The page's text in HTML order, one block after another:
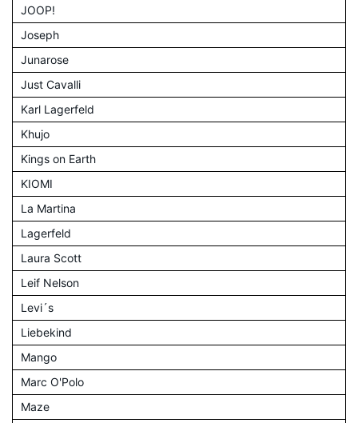
JOOP!
Joseph
Junarose
Just Cavalli
Karl Lagerfeld
Khujo
Kings on Earth
KIOMI
La Martina
Lagerfeld
Laura Scott
Leif Nelson
Levi´s
Liebekind
Mango
Marc O'Polo
Maze